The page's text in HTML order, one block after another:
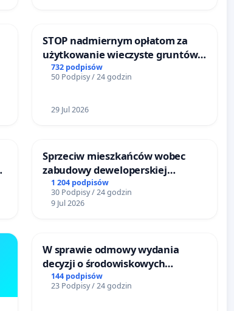
STOP nadmiernym opłatom za
użytkowanie wieczyste gruntów
zajmowanych przez rodzinne
ogrody działkowe.
732 podpisów
50 Podpisy / 24 godzin
29 Jul 2026
Sprzeciw mieszkańców wobec
zabudowy deweloperskiej
terenow zielonych w rejonie
Bulwarów Straceńskich w Bielsku-
Białej
1 204 podpisów
30 Podpisy / 24 godzin
9 Jul 2026
W sprawie odmowy wydania
decyzji o środowiskowych
uwarunkowaniach dla budowy
zakładu wytwarzania biometanu
144 podpisów
23 Podpisy / 24 godzin